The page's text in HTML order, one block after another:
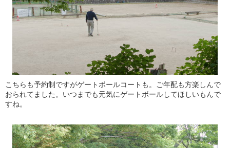
こちらも予約制ですがゲートボールコートも。ご年配も方楽しんで
おられてました。いつまでも元気にゲートボールしてほしいもんで
すね。